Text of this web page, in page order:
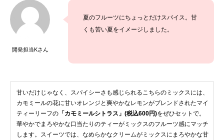
開発担当Kさん
夏のフルーツにちょっとだけスパイス。甘
くも苦い夏をイメージしました。
甘いだけじゃなく、スパイシーさも感じられるこちらのミックスには、
カモミールの花に甘いオレンジと爽やかなレモンがブレンドされたマイ
ティーリーフの 「カモミールシトラス」(税込600円)をぜひセットで。
華やかでまろやかな口当たりのティーがミックスのフルーツ感にマッチ
します。スイーツでは、なめらかなクリームがミックスにまろやかな甘